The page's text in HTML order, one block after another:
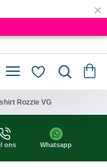
×
Rozzie VG
ons Whatsapp